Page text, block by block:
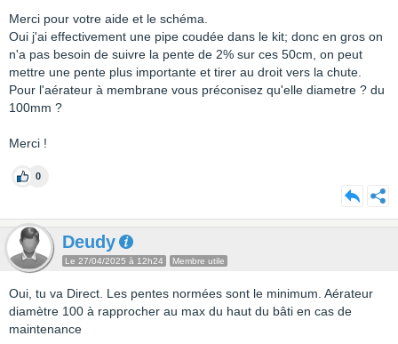
Merci pour votre aide et le schéma.
Oui j'ai effectivement une pipe coudée dans le kit; donc en gros on
n'a pas besoin de suivre la pente de 2% sur ces 50cm, on peut
mettre une pente plus importante et tirer au droit vers la chute.
Pour l'aérateur à membrane vous préconisez qu'elle diametre ? du
100mm ?
Merci !
0
Deudy
Le 27/04/2025 à 12h24 Membre utile
Oui, tu va Direct. Les pentes normées sont le minimum. Aérateur
diamètre 100 à rapprocher au max du haut du bâti en cas de
maintenance